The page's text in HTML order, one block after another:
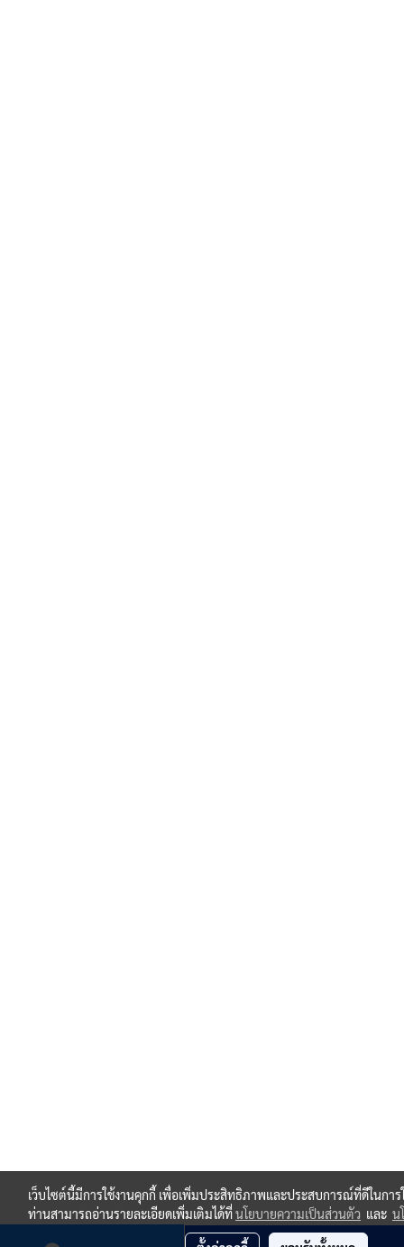
เว็บไซต์นี้มีการใช้งานคุกกี้ เพื่อเพิ่มประสิทธิภาพและประสบการณ์ที่ดีในการ
ท่านสามารถอ่านรายละเอียดเพิ่มเติมได้ที่นโยบายความเป็นส่วนตัว และ น